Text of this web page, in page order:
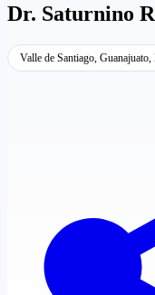
Dr. Saturnino
Valle de Santiago,